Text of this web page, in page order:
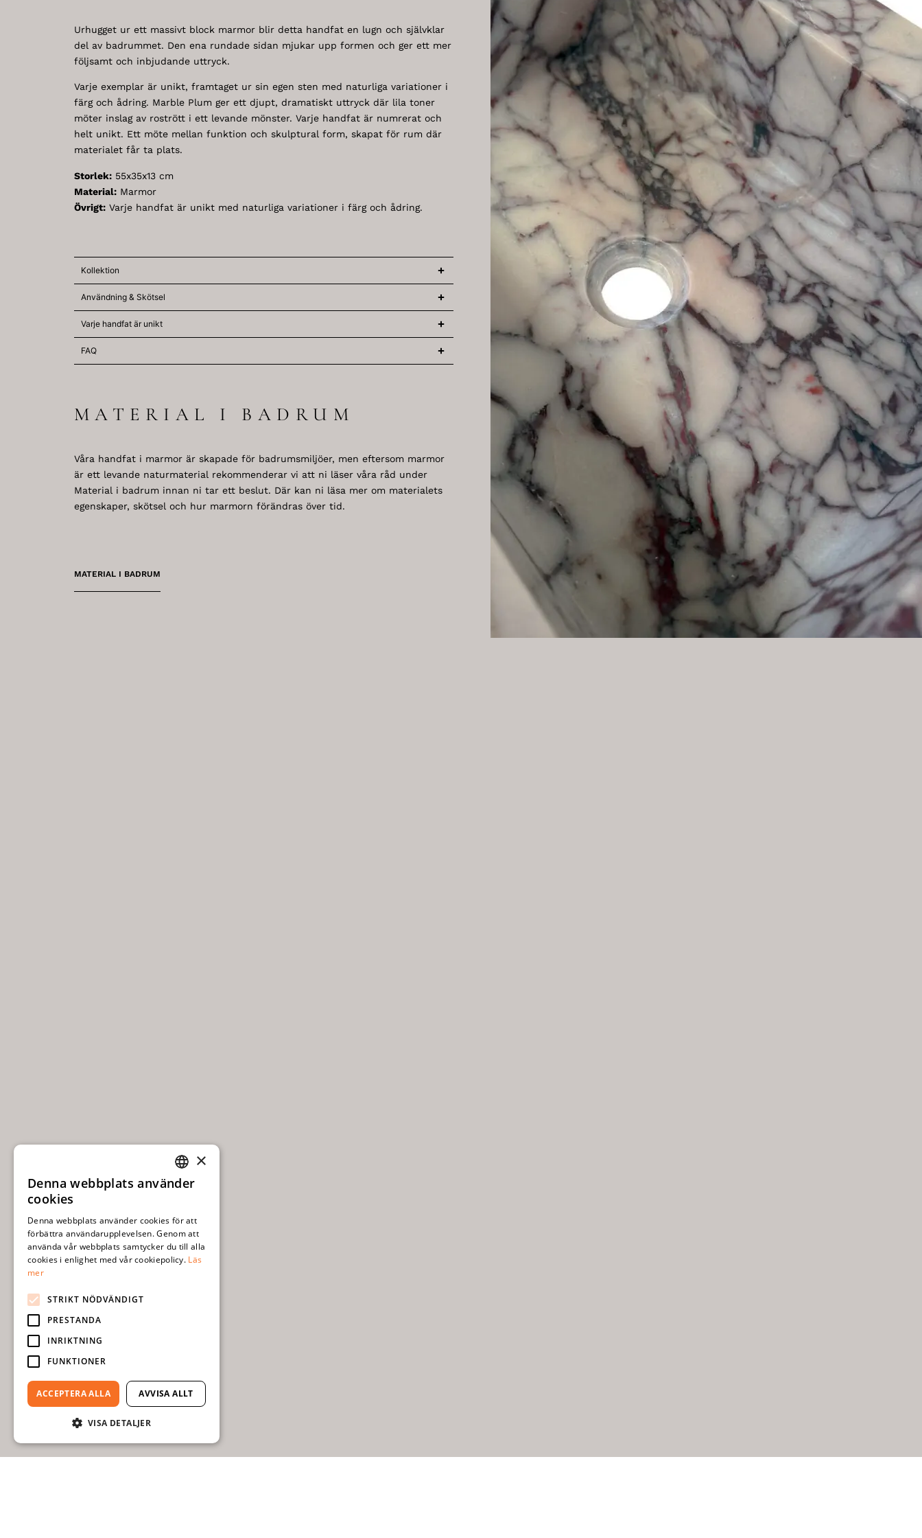
Urhugget ur ett massivt block marmor blir detta handfat en lugn och självklar
del av badrummet. Den ena rundade sidan mjukar upp formen och ger ett mer
följsamt och inbjudande uttryck.
Varje exemplar är unikt, framtaget ur sin egen sten med naturliga variationer i
färg och ådring. Marble Plum ger ett djupt, dramatiskt uttryck där lila toner
möter inslag av rostrött i ett levande mönster. Varje handfat är numrerat och
helt unikt. Ett möte mellan funktion och skulptural form, skapat för rum där
materialet får ta plats.
Storlek:55x35x13 cm
Material:Marmor
Övrigt:Varje handfat är unikt med naturliga variationer i färg och ådring.
Kollektion
Användning & Skötsel
Varje handfat är unikt
FAQ
MATERIAL I BADRUM
Våra handfat i marmor är skapade för badrumsmiljöer, men eftersom marmor
är ett levande naturmaterial rekommenderar vi att ni läser våra råd under
Material i badrum innan ni tar ett beslut. Där kan ni läsa mer om materialets
egenskaper, skötsel och hur marmorn förändras över tid.
MATERIAL I BADRUM
SWEDISH
×
Denna webbplats använder
cookies
Denna webbplats använder cookies för att
förbättra användarupplevelsen. Genom att
använda vår webbplats samtycker du till alla
cookies i enlighet med vår cookiepolicy. Läs
mer
STRIKT NÖDVÄNDIGT
PRESTANDA
INRIKTNING
FUNKTIONER
ACCEPTERA ALLA AVVISA ALLT
VISA DETALJER